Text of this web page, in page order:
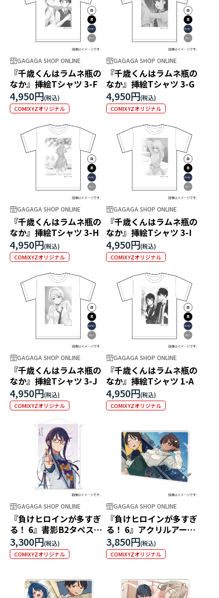
GAGAGA SHOP ONLINE
『千歳くんはラムネ瓶の
なか』挿絵Tシャツ 3-F
4,950円
COMIXYZオリジナル
GAGAGA SHOP ONLINE
『千歳くんはラムネ瓶の
なか』挿絵Tシャツ 3-G
4,950円
COMIXYZオリジナル
GAGAGA SHOP ONLINE
『千歳くんはラムネ瓶の
なか』挿絵Tシャツ 3-H
4,950円
COMIXYZオリジナル
GAGAGA SHOP ONLINE
『千歳くんはラムネ瓶の
なか』挿絵Tシャツ 3-I
4,950円
COMIXYZオリジナル
GAGAGA SHOP ONLINE
『千歳くんはラムネ瓶の
なか』挿絵Tシャツ 3-J
4,950円
COMIXYZオリジナル
GAGAGA SHOP ONLINE
『千歳くんはラムネ瓶の
なか』挿絵Tシャツ 1-A
4,950円
COMIXYZオリジナル
GAGAGA SHOP ONLINE
『負けヒロインが多すぎ
る！ 6』書影B2タペスト
リー
3,300円
COMIXYZオリジナル
GAGAGA SHOP ONLINE
『負けヒロインが多すぎ
る！ 6』アクリルアート
パネル ～「なんかさ、先
に言うことあるんじゃな
い？」～
3,850円
COMIXYZオリジナル